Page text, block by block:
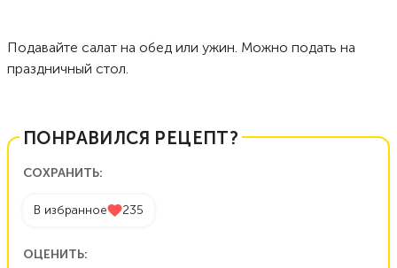
Подавайте салат на обед или ужин. Можно подать на
праздничный стол.
ПОНРАВИЛСЯ РЕЦЕПТ?
СОХРАНИТЬ:
В избранное 235
ОЦЕНИТЬ: